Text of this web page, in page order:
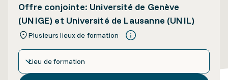
Offre conjointe: Université de Genève
(UNIGE) et Université de Lausanne (UNIL)
Plusieurs lieux de formation
Lieu de formation